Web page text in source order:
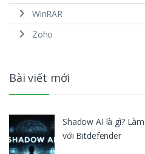
WinRAR
Zoho
Bài viết mới
Shadow AI là gì?
với Bitdefender